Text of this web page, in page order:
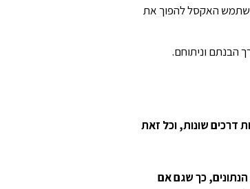
האקסל להפוך את
הבנתם וניתוחם.
דרכים שונות, וכל זאת
כך שגם אם